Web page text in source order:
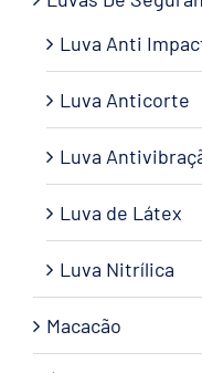
Luva Anti
Luva Anticorte
Luva
Luva de Látex
Luva Nitrílica
Macacão